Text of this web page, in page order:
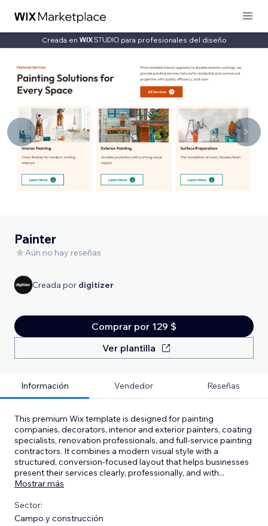
Creada en para profesionales del diseño
Painter
Aún no hay reseñas
Creada por digitizer
Comprar por 129 $
Ver plantilla
Información Vendedor Reseñas
This premium Wix template is designed for painting
companies, decorators, interior and exterior painters, coating
specialists, renovation professionals, and full-service painting
contractors. It combines a modern visual style with a
structured, conversion-focused layout that helps businesses
present their services clearly, professionally, and with...
Mostrar más
Sector:
Campo y construcción